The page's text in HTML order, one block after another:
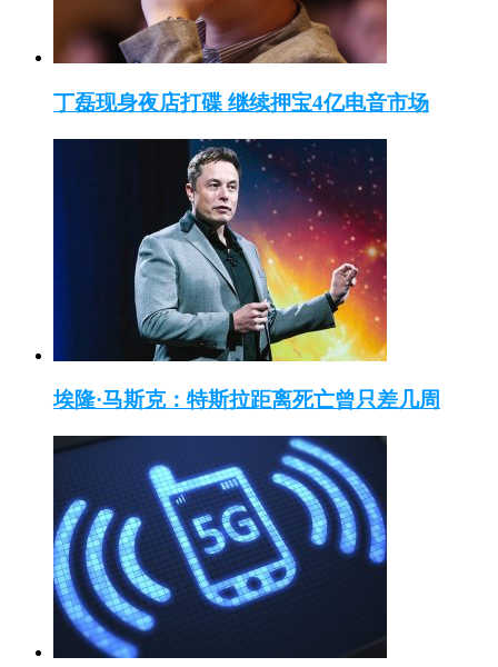
丁磊现身夜店打碟 继续押宝4亿电音市场
埃隆·马斯克：特斯拉距离死亡曾只差几周